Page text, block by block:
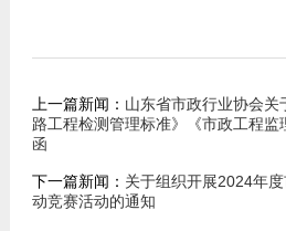
上一篇新闻： 山东省市政行业协会关
路工程检测管理标准》《市政工程监
函
下一篇新闻： 关于组织开展2024年
动竞赛活动的通知